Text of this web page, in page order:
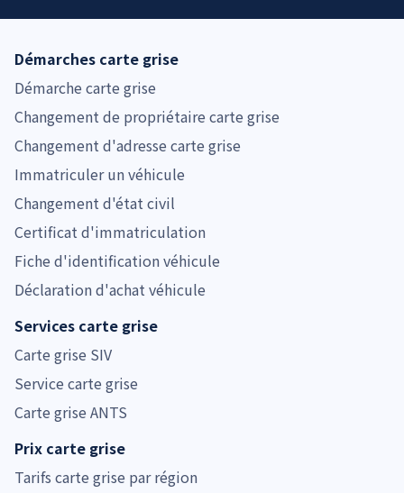
Démarches carte grise
Démarche carte grise
Changement de propriétaire carte grise
Changement d'adresse carte grise
Immatriculer un véhicule
Changement d'état civil
Certificat d'immatriculation
Fiche d'identification véhicule
Déclaration d'achat véhicule
Services carte grise
Carte grise SIV
Service carte grise
Carte grise ANTS
Prix carte grise
Tarifs carte grise par région